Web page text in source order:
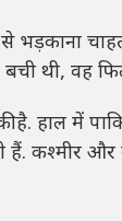
भड़काना
थी, वह
है. हाल में
हैं. कश्मीर